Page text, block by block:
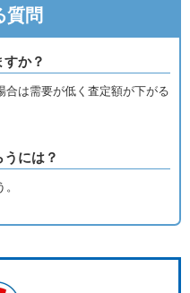
質問
か？
合は需要が低く査定額が下がる
には？